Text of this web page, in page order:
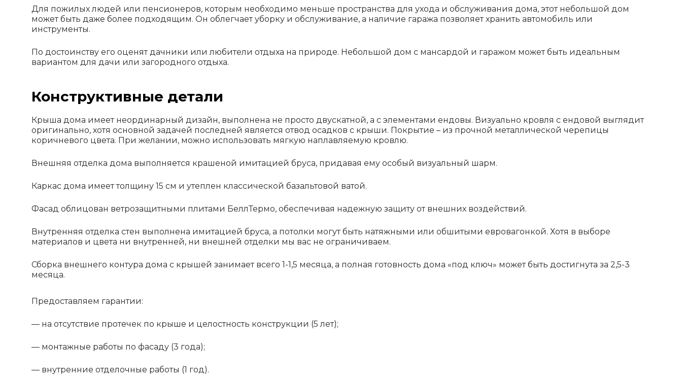
Для пожилых людей или пенсионеров, которым необходимо меньше пространства для ухода и обслуживания дома, этот небольшой дом
может быть даже более подходящим. Он облегчает уборку и обслуживание, а наличие гаража позволяет хранить автомобиль или
инструменты.
По достоинству его оценят дачники или любители отдыха на природе. Небольшой дом с мансардой и гаражом может быть идеальным
вариантом для дачи или загородного отдыха.
Конструктивные детали
Крыша дома имеет неординарный дизайн, выполнена не просто двускатной, а с элементами ендовы. Визуально кровля с ендовой выглядит
оригинально, хотя основной задачей последней является отвод осадков с крыши. Покрытие – из прочной металлической черепицы
коричневого цвета. При желании, можно использовать мягкую наплавляемую кровлю.
Внешняя отделка дома выполняется крашеной имитацией бруса, придавая ему особый визуальный шарм.
Каркас дома имеет толщину 15 см и утеплен классической базальтовой ватой.
Фасад облицован ветрозащитными плитами БеллТермо, обеспечивая надежную защиту от внешних воздействий.
Внутренняя отделка стен выполнена имитацией бруса, а потолки могут быть натяжными или обшитыми евровагонкой. Хотя в выборе
материалов и цвета ни внутренней, ни внешней отделки мы вас не ограничиваем.
Сборка внешнего контура дома с крышей занимает всего 1-1,5 месяца, а полная готовность дома «под ключ» может быть достигнута за 2,5-3
месяца.
Предоставляем гарантии:
— на отсутствие протечек по крыше и целостность конструкции (5 лет);
— монтажные работы по фасаду (3 года);
— внутренние отделочные работы (1 год).